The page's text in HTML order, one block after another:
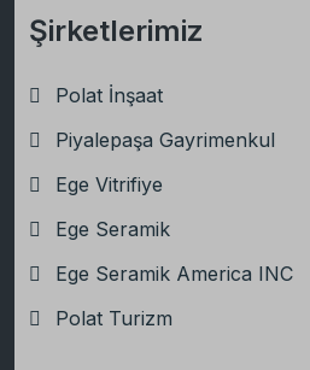
Şirketlerimiz
Polat İnşaat
Piyalepaşa Gayrimenkul
Ege Vitrifiye
Ege Seramik
Ege Seramik America INC
Polat Turizm